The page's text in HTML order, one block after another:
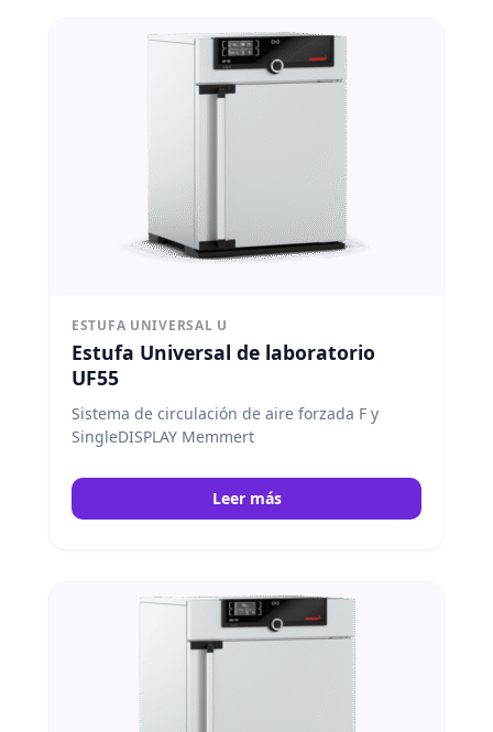
ESTUFA UNIVERSAL U
Estufa Universal de laboratorio
UF55
Sistema de circulación de aire forzada F y
SingleDISPLAY Memmert
Leer más